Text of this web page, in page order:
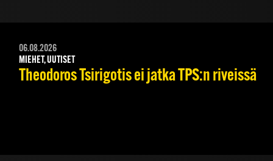
06.08.2026
MIEHET, UUTISET
Theodoros Tsirigotis ei jatka TPS:n riveissä